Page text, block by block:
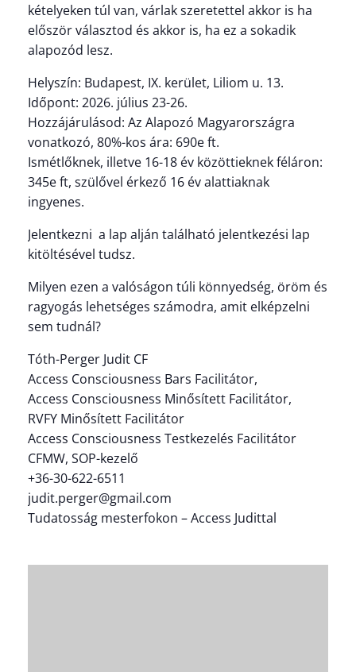
kételyeken túl van, várlak szeretettel akkor is ha
először választod és akkor is, ha ez a sokadik
alapozód lesz.
Helyszín: Budapest, IX. kerület, Liliom u. 13.
Időpont: 2026. július 23-26.
Hozzájárulásod: Az Alapozó Magyarországra
vonatkozó, 80%-kos ára: 690e ft.
Ismétlőknek, illetve 16-18 év közöttieknek féláron:
345e ft, szülővel érkező 16 év alattiaknak
ingyenes.
Jelentkezni a lap alján található jelentkezési lap
kitöltésével tudsz.
Milyen ezen a valóságon túli könnyedség, öröm és
ragyogás lehetséges számodra, amit elképzelni
sem tudnál?
Tóth-Perger Judit CF
Access Consciousness Bars Facilitátor,
Access Consciousness Minősített Facilitátor,
RVFY Minősített Facilitátor
Access Consciousness Testkezelés Facilitátor
CFMW, SOP-kezelő
+36-30-622-6511
judit.perger@gmail.com
Tudatosság mesterfokon – Access Judittal